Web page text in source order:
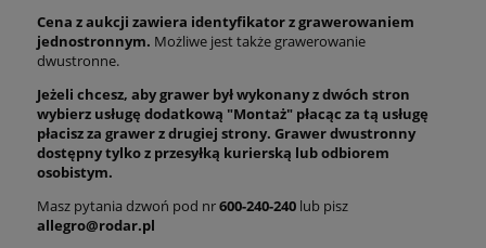
Cena z aukcji zawiera identyfikator z grawerowaniem
jednostronnym. Możliwe jest także grawerowanie
dwustronne.
Jeżeli chcesz, aby grawer był wykonany z dwóch stron
wybierz usługę dodatkową "Montaż" płacąc za tą usługę
płacisz za grawer z drugiej strony. Grawer dwustronny
dostępny tylko z przesyłką kurierską lub odbiorem
osobistym.
Masz pytania dzwoń pod nr600-240-240 lub pisz
allegro@rodar.pl